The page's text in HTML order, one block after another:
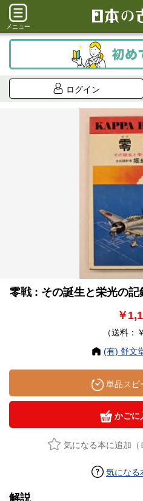
メニュー
ログイン
零戦 : その誕生と栄光の
￥
（送料：
(有) 舒文
単品スピ
かごに
気になる本に追加（
気になる
解説